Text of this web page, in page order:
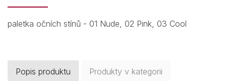
paletka očních stínů - 01 Nude, 02 Pink, 03 Cool
Popis produktu Produkty v kategorii